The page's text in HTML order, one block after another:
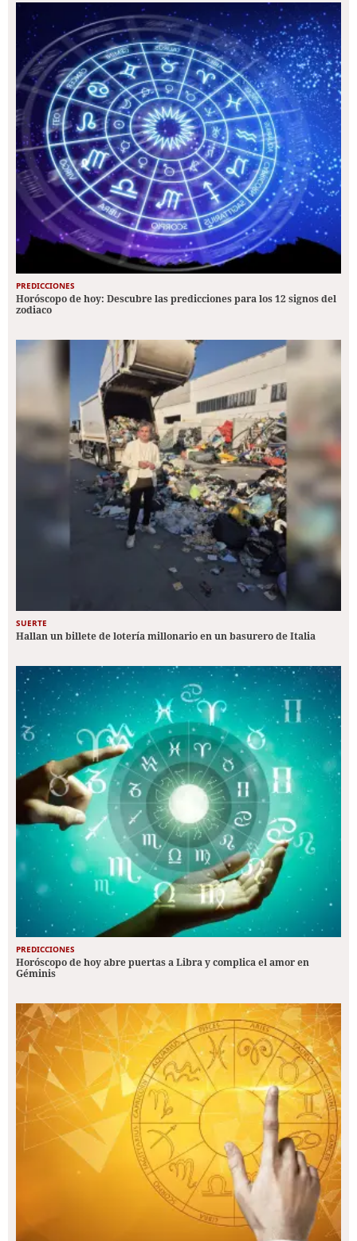
PREDICCIONES
Horóscopo de hoy: Descubre las predicciones para los 12 signos del
zodiaco
SUERTE
Hallan un billete de lotería millonario en un basurero de Italia
PREDICCIONES
Horóscopo de hoy abre puertas a Libra y complica el amor en
Géminis